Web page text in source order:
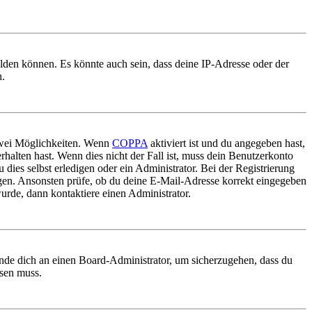
können. Es könnte auch sein, dass deine IP-Adresse oder der
Möglichkeiten. Wenn COPPA aktiviert ist und du angegeben hast,
hast. Wenn dies nicht der Fall ist, muss dein Benutzerkonto
selbst erledigen oder ein Administrator. Bei der Registrierung
Ansonsten prüfe, ob du deine E-Mail-Adresse korrekt eingegeben
dann kontaktiere einen Administrator.
dich an einen Board-Administrator, um sicherzugehen, dass du
muss.